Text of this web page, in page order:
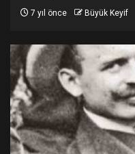
7 yıl önce Büyük Keyif